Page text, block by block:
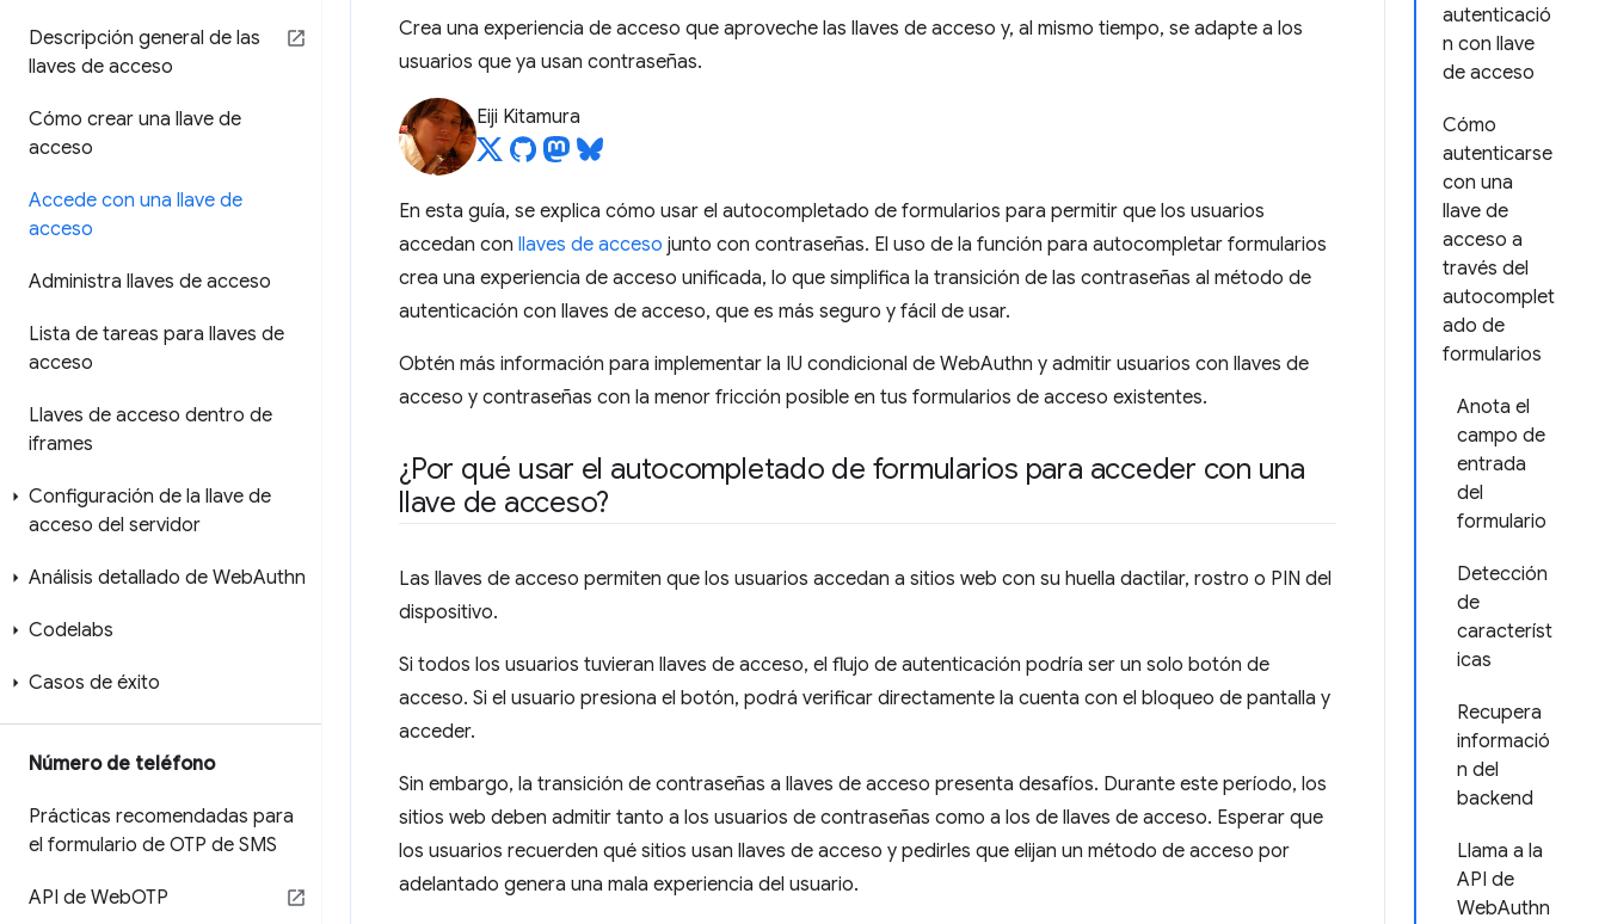
Descripción general de las
llaves de acceso
Cómo crear una llave de
acceso
Accede con una llave de
acceso
Administra llaves de acceso
Lista de tareas para llaves de
acceso
Llaves de acceso dentro de
iframes
Configuración de la llave de
acceso del servidor
Análisis detallado de WebAuthn
Codelabs
Casos de éxito
Número de teléfono
Prácticas recomendadas para
el formulario de OTP de SMS
API de WebOTP
autenticació
n con llave
de acceso
Cómo
autenticarse
con una
llave de
acceso a
través del
autocomplet
ado de
formularios
Anota el
campo de
entrada
del
formulario
Detección
de
característ
icas
Recupera
informació
n del
backend
Llama a la
API de
WebAuthn
Crea una experiencia de acceso que aproveche las llaves de acceso y, al mismo tiempo, se adapte a los
usuarios que ya usan contraseñas.
Eiji Kitamura
En esta guía, se explica cómo usar el autocompletado de formularios para permitir que los usuarios
accedan con llaves de acceso junto con contraseñas. El uso de la función para autocompletar formularios
crea una experiencia de acceso unificada, lo que simplifica la transición de las contraseñas al método de
autenticación con llaves de acceso, que es más seguro y fácil de usar.
Obtén más información para implementar la IU condicional de WebAuthn y admitir usuarios con llaves de
acceso y contraseñas con la menor fricción posible en tus formularios de acceso existentes.
¿Por qué usar el autocompletado de formularios para acceder con una
llave de acceso?
Las llaves de acceso permiten que los usuarios accedan a sitios web con su huella dactilar, rostro o PIN del
dispositivo.
Si todos los usuarios tuvieran llaves de acceso, el flujo de autenticación podría ser un solo botón de
acceso. Si el usuario presiona el botón, podrá verificar directamente la cuenta con el bloqueo de pantalla y
acceder.
Sin embargo, la transición de contraseñas a llaves de acceso presenta desafíos. Durante este período, los
sitios web deben admitir tanto a los usuarios de contraseñas como a los de llaves de acceso. Esperar que
los usuarios recuerden qué sitios usan llaves de acceso y pedirles que elijan un método de acceso por
adelantado genera una mala experiencia del usuario.